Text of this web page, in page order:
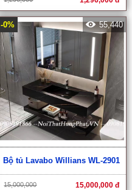
-0% 55,440
Bộ tủ Lavabo Willians WL-2901
15,000,000 15,000,000 đ